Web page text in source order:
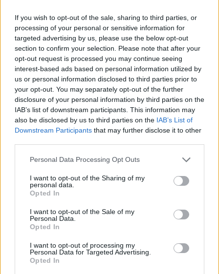
If you wish to opt-out of the sale, sharing to third parties, or
processing of your personal or sensitive information for
targeted advertising by us, please use the below opt-out
section to confirm your selection. Please note that after your
opt-out request is processed you may continue seeing
interest-based ads based on personal information utilized by
us or personal information disclosed to third parties prior to
your opt-out. You may separately opt-out of the further
disclosure of your personal information by third parties on the
IAB’s list of downstream participants. This information may
also be disclosed by us to third parties on the IAB’s List of
Downstream Participants that may further disclose it to other
Personal Data Processing Opt Outs
I want to opt-out of the Sharing of my
personal data.
Opted In
I want to opt-out of the Sale of my
Personal Data.
Opted In
I want to opt-out of processing my
Personal Data for Targeted Advertising.
Opted In